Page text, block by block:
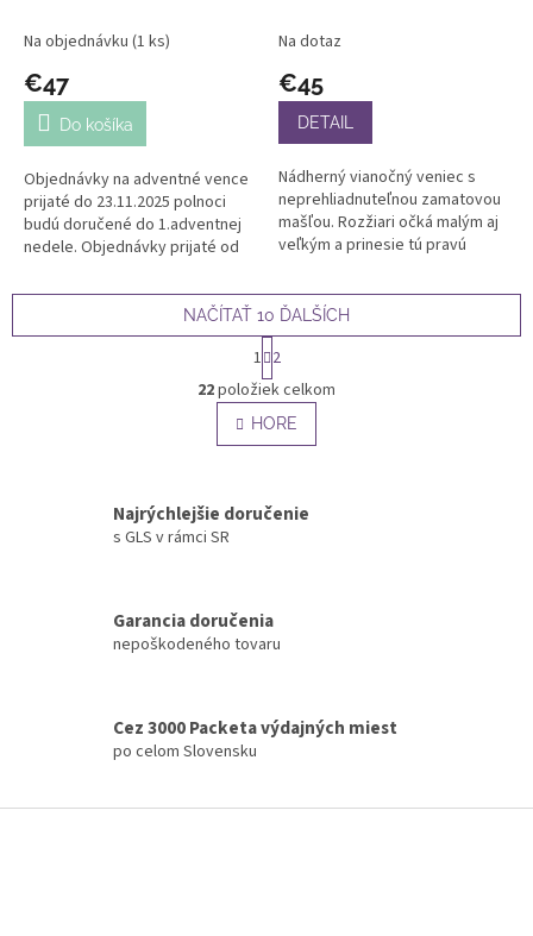
Na objednávku (1 ks)
€47
Do košíka
Objednávky na adventné vence
prijaté do 23.11.2025 polnoci
budú doručené do 1.adventnej
nedele. Objednávky prijaté od
30.11.2025. Ďakujeme za
Na dotaz
€45
DETAIL
Nádherný vianočný veniec s
neprehliadnuteľnou zamatovou
mašľou. Rozžiari očká malým aj
veľkým a prinesie tú pravú
cca 40cm, je možné vyrobiť...
O
v
l
á
c
v
k
ý
p
u
NAČÍTAŤ 10 ĎALŠÍCH
t
r
á
n
k
a
1 2
22položiek celkom
HORE
Najrýchlejšie doručenie
s GLS v rámci SR
Garancia doručenia
nepoškodeného tovaru
Cez 3000 Packeta výdajných miest
po celom Slovensku